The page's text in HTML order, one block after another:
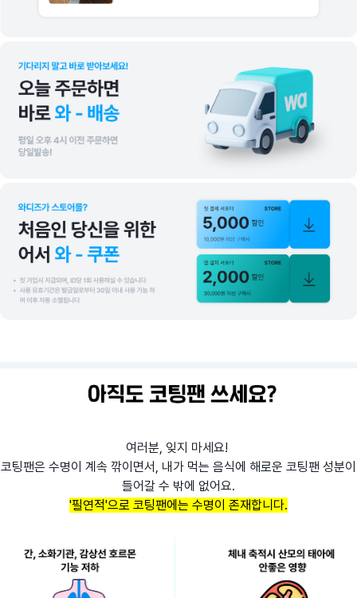
여러분, 잊지 마세요!
코팅팬은 수명이 계속 깎이면서, 내가 먹는 음식에 해로운 코팅팬 성분이
들어갈 수 밖에 없어요.
'필연적'으로 코팅팬에는 수명이 존재합니다.